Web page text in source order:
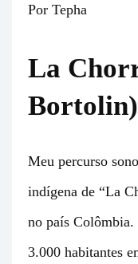
Por Tepha
La
Bortolin)
Meu percurso
indígena de “La
no país Colômbia.
3.000 habitantes